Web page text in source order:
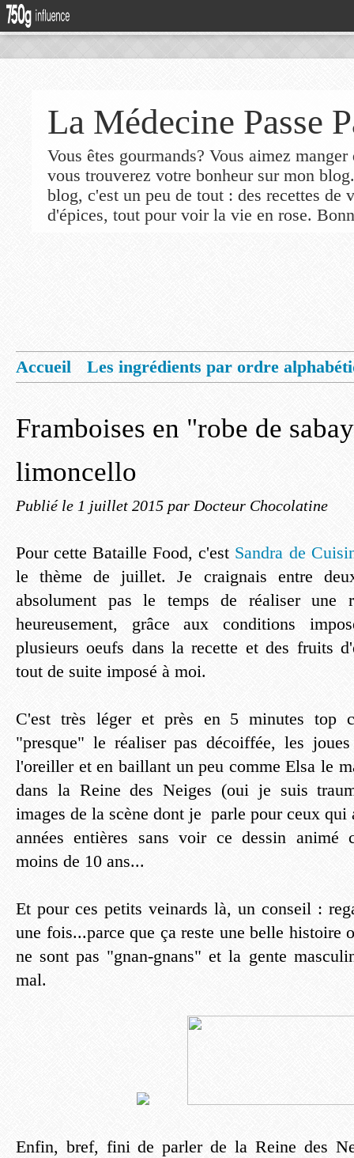
La Médecine Passe
Vous êtes gourmands? Vous aimez
vous trouverez votre bonheur sur mon
blog, c'est un peu de tout : des recettes de
d'épices, tout pour voir la vie en rose.
Accueil
Les ingrédients par ordre
Framboises en "robe de
limoncello
Publié le 1 juillet 2015 par Docteur Chocolatine
Pour cette Bataille Food, c'est Sandra de
le thème de juillet. Je craignais entre
absolument pas le temps de réaliser une
heureusement, grâce aux conditions
plusieurs oeufs dans la recette et des fruits
tout de suite imposé à moi.
C'est très léger et près en 5 minutes top
"presque" le réaliser pas décoiffée, les
l'oreiller et en baillant un peu comme Elsa le
dans la Reine des Neiges (oui je suis
images de la scène dont je parle pour ceux qui
années entières sans voir ce dessin animé
moins de 10 ans...
Et pour ces petits veinards là, un conseil :
une fois...parce que ça reste une belle histoire
ne sont pas "gnan-gnans" et la gente
mal.
Enfin, bref, fini de parler de la Reine des